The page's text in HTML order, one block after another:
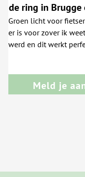
de ring in Brugge
is duidelijk
sommige
Groen licht voor
er is voor zover ik
werd en dit werkt
Meld je